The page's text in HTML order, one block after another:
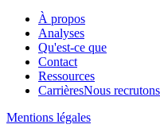
À propos
Analyses
Qu'est-ce que
Contact
Ressources
CarrièresNous
Mentions légales